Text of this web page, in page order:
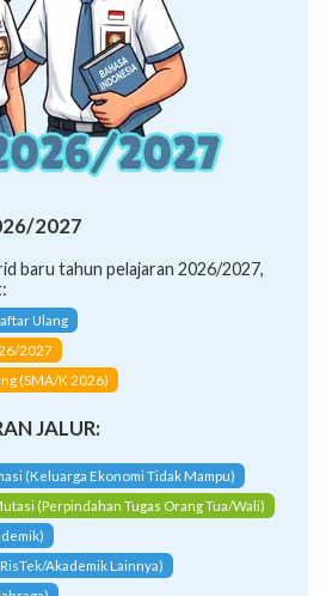
2027
baru tahun pelajaran 2026/2027,
Ulang
2027
(SMA/K 2026)
JALUR:
(Keluarga Ekonomi Tidak Mampu)
(Perpindahan Tugas Orang Tua/Wali)
Akademik Lainnya)